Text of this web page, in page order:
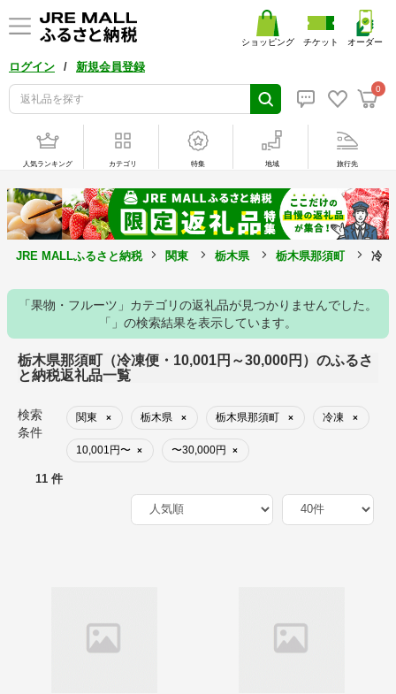
ログイン / 新規会員登録
0
ショッピング チケット オーダー
人気ランキング カテゴリ 特集 地域 旅行先
JRE MALLふるさと納税 関東 栃木県 栃木県那須町 冷
「果物・フルーツ」カテゴリの返礼品が見つかりませんでした。
「」の検索結果を表示しています。
栃木県那須町（冷凍便・10,001円～30,000円）のふるさ
と納税返礼品一覧
検索
条件
関東 × 栃木県 × 栃木県那須町 × 冷凍 ×
10,001円〜 × 〜30,000円 ×
11 件